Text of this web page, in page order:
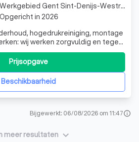
hogedrukreiniging, montage
wij werken zorgvuldig en tegen
aanspreekpunt voor al uw klussen,
Beschikbaarheid
Prijsopgave
Werkgebied Gent Sint-Denijs-Westrem
Opgericht in 2026
Bijgewerkt: 06/08/2026 om 11:47info
meer resultaten keyboard_arrow_down